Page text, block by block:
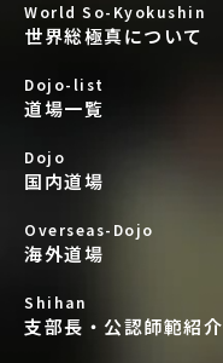
World So-Kyokushin
世界総極真について
Dojo-list
道場一覧
Dojo
国内道場
Overseas-Dojo
海外道場
Shihan
支部長・公認師範紹介